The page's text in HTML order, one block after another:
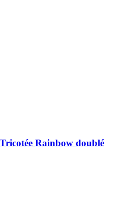
Rainbow doublé